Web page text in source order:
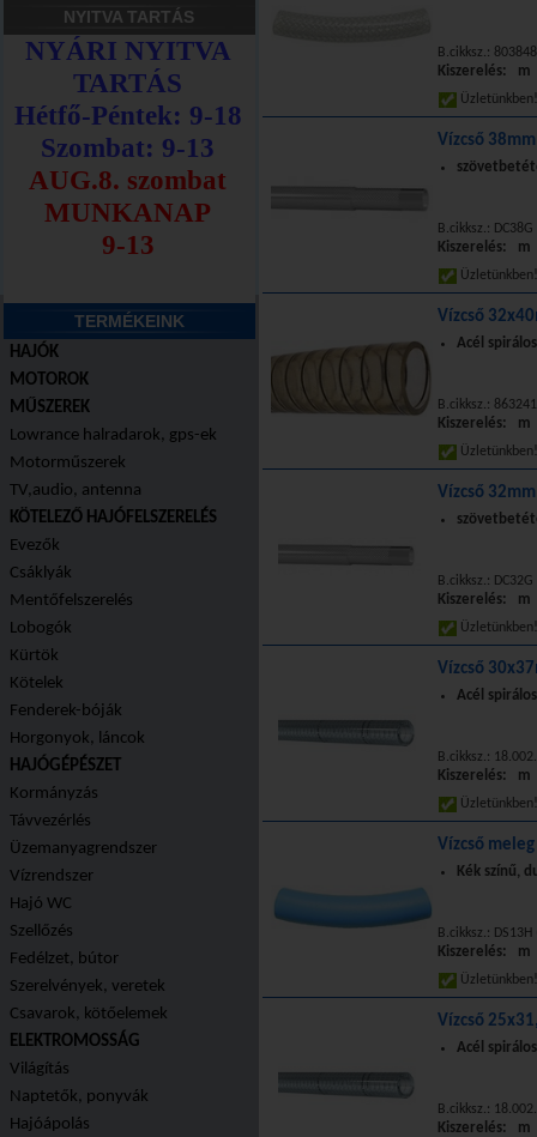
NYITVA TARTÁS
TERMÉKEINK
HAJÓK
MOTOROK
MŰSZEREK
Lowrance halradarok, gps-ek
Motorműszerek
TV,audio, antenna
KÖTELEZŐ HAJÓFELSZERELÉS
Evezők
Csáklyák
Mentőfelszerelés
Lobogók
Kürtök
Kötelek
Fenderek-bóják
Horgonyok, láncok
HAJÓGÉPÉSZET
Kormányzás
Távvezérlés
Üzemanyagrendszer
Vízrendszer
Hajó WC
Szellőzés
Fedélzet, bútor
Szerelvények, veretek
Csavarok, kötőelemek
ELEKTROMOSSÁG
Világítás
Naptetők, ponyvák
Hajóápolás
B.cikksz.: 803848
Kiszerelés: m
Vízcső
B.cikksz.: DC38G
Kiszerelés: m
Vízcső
Acél
B.cikksz.:
Kiszerelés: m
Vízcső
B.cikksz.: DC32G
Kiszerelés: m
Vízcső
Acél
B.cikksz.:
Kiszerelés: m
Vízcső
Kék színű,
B.cikksz.: DS13H
Kiszerelés: m
Vízcső
Acél
B.cikksz.:
Kiszerelés: m